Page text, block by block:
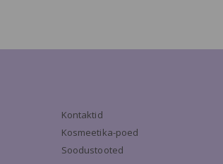
Kontaktid
Kosmeetika-poed
Soodustooted